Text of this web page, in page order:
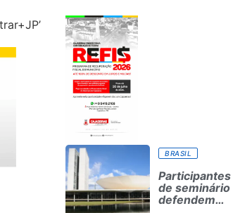
BRASIL
Participantes
de seminário
defendem